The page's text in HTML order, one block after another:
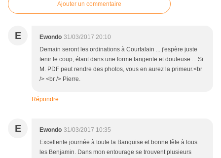
Ajouter un commentaire
E Ewondo 31/03/2017 20:10
Demain seront les ordinations à Courtalain ... j'espère juste
tenir le coup, étant dans une forme tangente et douteuse ... Si
M. PDF peut rendre des photos, vous en aurez la primeur.<br
/> <br /> Pierre.
Répondre
E Ewondo 31/03/2017 10:35
Excellente journée à toute la Banquise et bonne fête à tous
les Benjamin. Dans mon entourage se trouvent plusieurs